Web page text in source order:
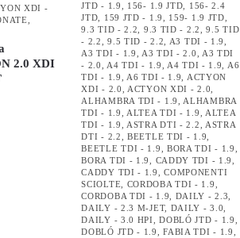
XDI -
2.0 XDI
JTD - 1.9
156- 1.9 JTD
156- 2.4
JTD
159 JTD - 1.9 159- 1.9 JTD
9.3 TID - 2.2
9.3 TID - 2.2 ,9.5 TID
- 2.2
,9.5 TID - 2.2 A3 TDI - 1.9
A3 TDI - 1.9
A3 TDI - 2.0
A3 TDI
- 2.0
A4 TDI - 1.9 A4 TDI - 1.9
A6
TDI - 1.9
A6 TDI - 1.9
ACTYON
XDI - 2.0
ACTYON XDI - 2.0
ALHAMBRA TDI - 1.9
ALHAMBRA
TDI - 1.9
ALTEA TDI - 1.9
ALTEA
TDI - 1.9
ASTRA DTI - 2.2
ASTRA
DTI - 2.2
,BEETLE TDI - 1.9
BEETLE TDI - 1.9
BORA TDI - 1.9
BORA TDI - 1.9
CADDY TDI - 1.9
CADDY TDI - 1.9
,COMPONENTI
SCIOLTE
CORDOBA TDI - 1.9
CORDOBA TDI - 1.9
DAILY - 2.3
DAILY - 2.3 M-JET, DAILY - 3.0
DAILY - 3.0 HPI
,DOBLÓ JTD - 1.9
DOBLÓ JTD - 1.9
,FABIA TDI - 1.9